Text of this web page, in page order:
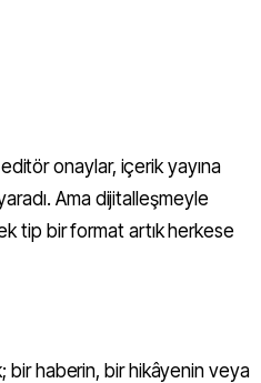
onaylar, içerik yayına
Ama dijitalleşmeyle
tip bir format artık herkese
bir haberin, bir hikâyenin veya